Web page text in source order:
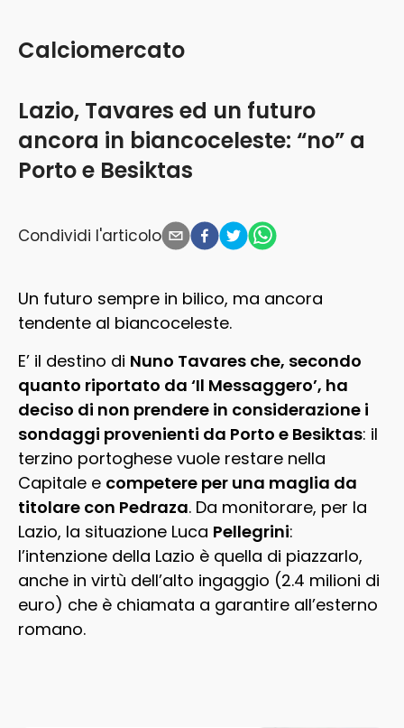
Lazio, Tavares ed un futuro
ancora in biancoceleste: “no” a
Porto e Besiktas
Calciomercato
Condividi l'articolo
Un futuro sempre in bilico, ma ancora
tendente al biancoceleste.
E’ il destino di Nuno Tavares che, secondo
quanto riportato da ‘Il Messaggero’, ha
deciso di non prendere in considerazione i
sondaggi provenienti da Porto e Besiktas: il
terzino portoghese vuole restare nella
Capitale e competere per una maglia da
titolare con Pedraza. Da monitorare, per la
Lazio, la situazione Luca Pellegrini:
l’intenzione della Lazio è quella di piazzarlo,
anche in virtù dell’alto ingaggio (2.4 milioni di
euro) che è chiamata a garantire all’esterno
romano.